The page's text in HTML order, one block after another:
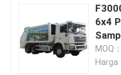
6x4
MOQ